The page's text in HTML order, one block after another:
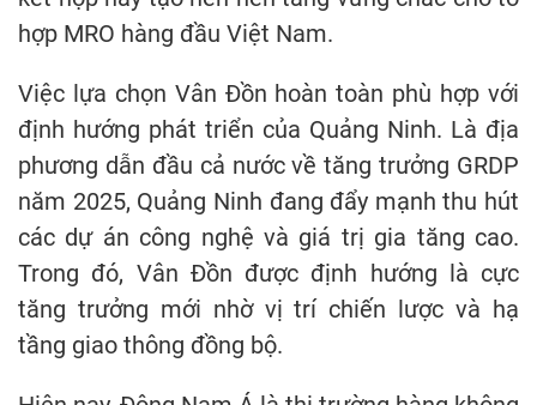
hợp MRO hàng đầu Việt Nam.
Việc lựa chọn Vân Đồn hoàn toàn phù hợp với
định hướng phát triển của Quảng Ninh. Là địa
phương dẫn đầu cả nước về tăng trưởng GRDP
năm 2025, Quảng Ninh đang đẩy mạnh thu hút
các dự án công nghệ và giá trị gia tăng cao.
Trong đó, Vân Đồn được định hướng là cực
tăng trưởng mới nhờ vị trí chiến lược và hạ
tầng giao thông đồng bộ.